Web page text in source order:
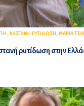
, ΚΑΣΤΑΝΗ ΡΥΤΙΔΩΣΗ , ΜΑΡΙΑ
ρυτίδωση στην